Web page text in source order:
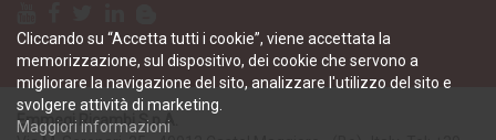
Emmegi Ricambi S.p.A.
Cliccando su “Accetta tutti i cookie”, viene accettata la
memorizzazione, sul dispositivo, dei cookie che servono a
migliorare la navigazione del sito, analizzare l'utilizzo del sito e
svolgere attività di marketing.
Maggiori informazioni